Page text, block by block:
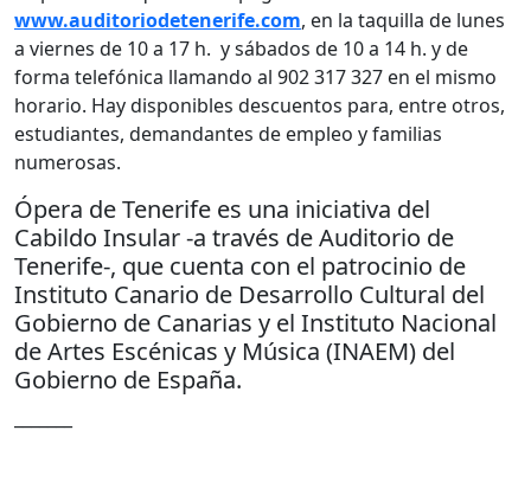
www.auditoriodetenerife.com, en la taquilla de lunes
a viernes de 10 a 17 h. y sábados de 10 a 14 h. y de
forma telefónica llamando al 902 317 327 en el mismo
horario. Hay disponibles descuentos para, entre otros,
estudiantes, demandantes de empleo y familias
numerosas.
Ópera de Tenerife es una iniciativa del
Cabildo Insular -a través de Auditorio de
Tenerife-, que cuenta con el patrocinio de
Instituto Canario de Desarrollo Cultural del
Gobierno de Canarias y el Instituto Nacional
de Artes Escénicas y Música (INAEM) del
Gobierno de España.